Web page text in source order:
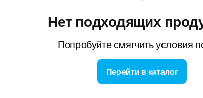
Нет подходящих
Попробуйте смягчить условия
Перейти в каталог